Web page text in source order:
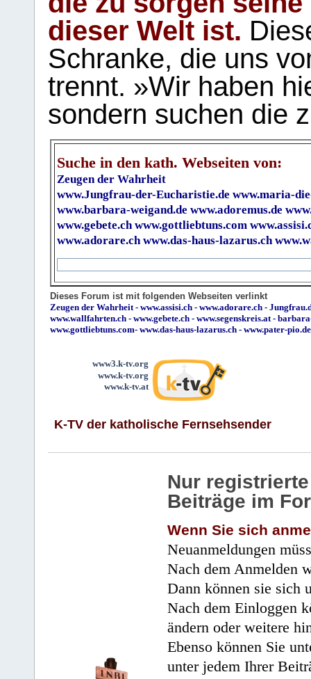
dieser Welt ist.
Schranke, die uns
trennt. »Wir haben
sondern suchen die
Suche in den kath. Webseiten von:
Zeugen der Wahrheit
www.Jungfrau-der-Eucharistie.de www.maria-
www.barbara-weigand.de www.adoremus.de
www.gebete.ch www.gottliebtuns.com
www.adorare.ch www.das-haus-lazarus.ch
Dieses Forum ist mit folgenden Webseiten verlinkt
Zeugen der Wahrheit- www.assisi.ch - www.adorare.ch -
www.wallfahrten.ch - www.gebete.ch - www.segenskreis.at-
www.gottliebtuns.com- www.das-haus-lazarus.ch - www.pater-pio.de
www3.k-tv.org
www.k-tv.org
www.k-tv.at
K-TV der katholische Fernsehsender
Nur
Beiträge im
Wenn Sie sich
Neuanmeldungen
Nach dem Anmelden
Dann können sie sich
Nach dem Einloggen
ändern oder weitere
Ebenso können Sie
unter jedem Ihrer